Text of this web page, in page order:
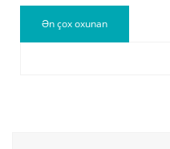
Ən çox oxunan